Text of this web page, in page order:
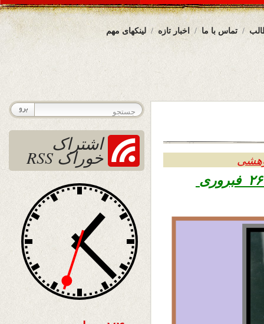
لینکهای مهم اخبار تازه تماس با ما
۱۳۹۶ – ۲۶ فبروری
اشتراک
خوراک RSS